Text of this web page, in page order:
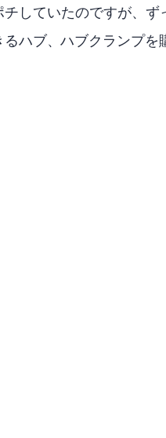
ポチしていたのですが、
USB-C ハブ クランプ